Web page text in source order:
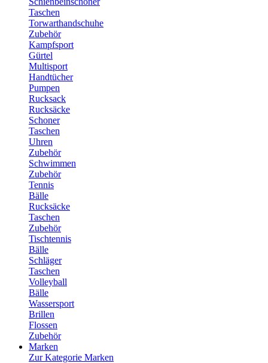
Taschen
Torwarthandschuhe
Zubehör
Kampfsport
Gürtel
Multisport
Handtücher
Pumpen
Rucksack
Rucksäcke
Schoner
Taschen
Uhren
Zubehör
Schwimmen
Zubehör
Tennis
Bälle
Rucksäcke
Taschen
Zubehör
Tischtennis
Bälle
Schläger
Taschen
Volleyball
Bälle
Wassersport
Brillen
Flossen
Zubehör
Marken
Zur Kategorie Marken